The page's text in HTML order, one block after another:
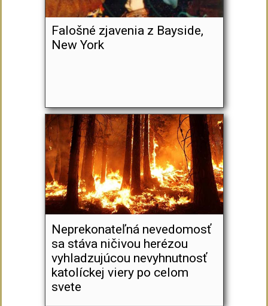
Falošné zjavenia z Bayside,
New York
Neprekonateľná nevedomosť
sa stáva ničivou herézou
vyhladzujúcou nevyhnutnosť
katolíckej viery po celom
svete